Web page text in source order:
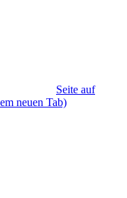
Seite auf
neuen Tab)